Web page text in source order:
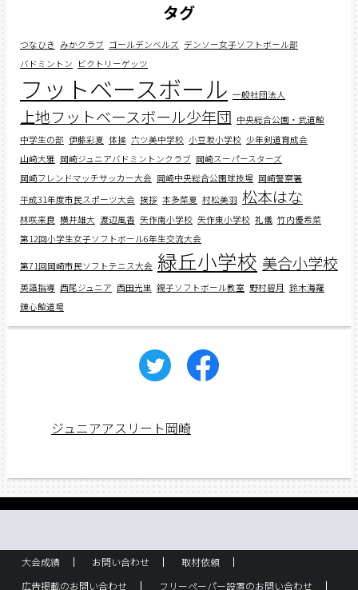
タグ
つなひき みかクラブ ゴールデンベルズ デンソー女子ソフトボール部
バドミントン ビクトリーゲッツ
フットベースボール 一般社団法人
上地フットベースボール少年団 中央総合公園・武道館
中学生の部 伊藤彩夏 体操 六ツ美中学校 小豆坂小学校 少年剣道育成会
山﨑大雅 岡崎ジュニアバドミントンクラブ 岡崎スーパースターズ
岡崎フレンドマッチサッカー大会 岡崎中央総合公園球技場 岡崎警察署
平成31年度市民スポーツ大会 挨拶 本多菜夏 村松美羽 松本はな
林咲来良 横井雄大 渡辺風香 矢作南小学校 矢作東小学校 礼儀 竹内優希菜
第12回小学生女子ソフトボール6年生交流大会
第71回岡崎市民ソフトテニス大会 緑丘小学校 美合小学校
英語指導 西尾ジュニア 西田光里 親子ソフトボール教室 野村碧月 鈴木海羅
錬心館道場
ジュニアアスリート岡崎
大会成績 お問い合わせ
取材依頼
広告掲載のお問い合わせ
フリーペーパー設置のお問い合わせ